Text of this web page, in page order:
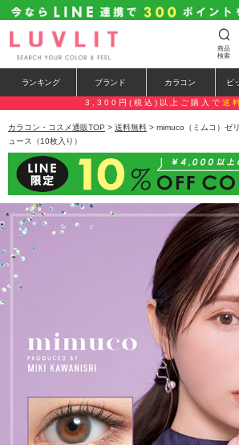
商品
検索
ランキング ブランド カラコン ピ
3,300円(税込)以上ご購入で 送
カラコン・コスメ通販TOP > 送料無料 > mimuco（ミムコ）ゼ
ュース（10枚入り）